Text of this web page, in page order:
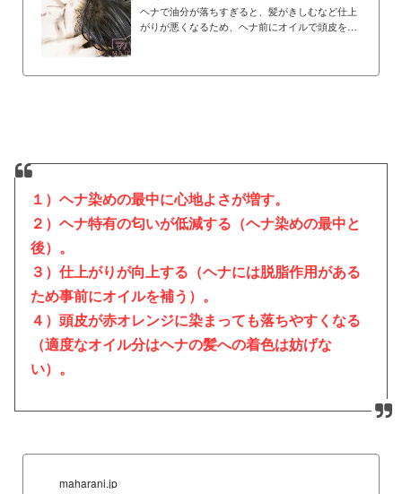
ヘナで油分が落ちすぎると、髪がきしむなど仕上
がりが悪くなるため、ヘナ前にオイルで頭皮をマ
１）ヘナ染めの最中に心地よさが増す。
２）ヘナ特有の匂いが低減する（ヘナ染めの最中と
後）。
３）仕上がりが向上する（ヘナには脱脂作用がある
ため事前にオイルを補う）。
４）頭皮が赤オレンジに染まっても落ちやすくなる
（適度なオイル分はヘナの髪への着色は妨げな
い）。
maharani.jp